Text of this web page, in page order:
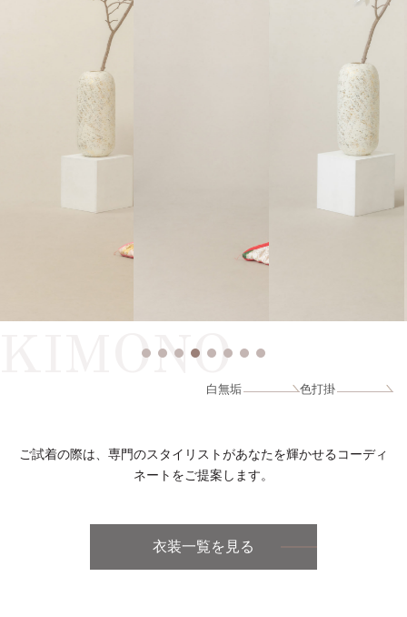
KIMONO
白無垢 色打掛
ご試着の際は、専門のスタイリストがあなたを輝かせるコーディ
ネートをご提案します。
衣装一覧を見る